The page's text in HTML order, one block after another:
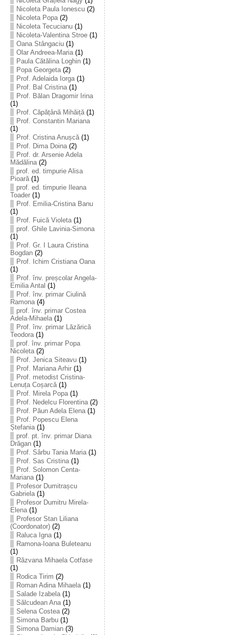
Nicoleta Paula Ionescu(2)
Nicoleta Popa(2)
Nicoleta Tecucianu(1)
Nicoleta-Valentina Stroe(1)
Oana Stângaciu(1)
Olar Andreea-Maria(1)
Paula Cătălina Loghin(1)
Popa Georgeta(2)
Prof. Adelaida Iorga(1)
Prof. Bal Cristina(1)
Prof. Bălan Dragomir Irina
(1)
Prof. Căpățână Mihăiță(1)
Prof. Constantin Mariana
(1)
Prof. Cristina Anușcă(1)
Prof. Dima Doina(2)
Prof. dr. Arsenie Adela
Mădălina(2)
prof. ed. timpurie Alisa
Pioară(1)
prof. ed. timpurie Ileana
Toader(1)
Prof. Emilia-Cristina Banu
(1)
Prof. Fuică Violeta(1)
prof. Ghile Lavinia-Simona
(1)
Prof. Gr. I Laura Cristina
Bogdan(2)
Prof. Ichim Cristiana Oana
(1)
Prof. înv. preșcolar Angela-
Emilia Antal (1)
Prof. înv. primar Ciulină
Ramona(4)
prof. înv. primar Costea
Adela-Mihaela(1)
Prof. înv. primar Lăzărică
Teodora(1)
prof. înv. primar Popa
Nicoleta(2)
Prof. Jenica Siteavu(1)
Prof. Mariana Arhir(1)
Prof. metodist Cristina-
Lenuța Coșarcă(1)
Prof. Mirela Popa(1)
Prof. Nedelcu Florentina(2)
Prof. Păun Adela Elena(1)
Prof. Popescu Elena
Ștefania(1)
prof. pt. înv. primar Diana
Drăgan(1)
Prof. Sârbu Tania Maria(1)
Prof. Sas Cristina(1)
Prof. Solomon Centa-
Mariana(1)
Profesor Dumitrașcu
Gabriela(1)
Profesor Dumitru Mirela-
Elena(1)
Profesor Stan Liliana
(Coordonator)(2)
Raluca Igna(1)
Ramona-Ioana Buleteanu
(1)
Răzvana Mihaela Cotfase
(1)
Rodica Tirim (2)
Roman Adina Mihaela(1)
Salade Izabela(1)
Sălcudean Ana(1)
Selena Costea(2)
Simona Barbu(1)
Simona Damian(3)